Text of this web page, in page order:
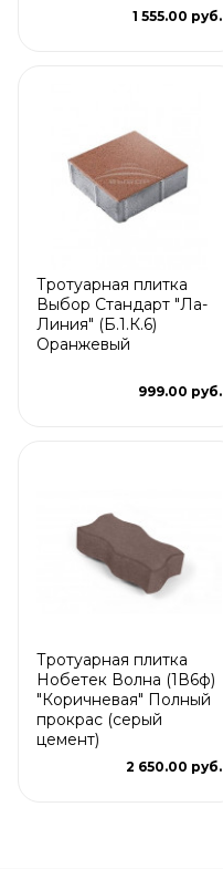
1 555.00 руб.
Тротуарная плитка
Выбор Стандарт "Ла-
Линия" (Б.1.К.6)
Оранжевый
999.00 руб.
Тротуарная плитка
Нобетек Волна (1В6ф)
"Коричневая" Полный
прокрас (серый
цемент)
2 650.00 руб.